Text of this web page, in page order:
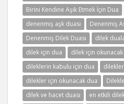
Birini Kendine Aşık Etmek İçin Dua
denenmiş aşk duası
Denenmiş
Denenmiş Dilek Duası
dilek
dilek için dua
dilek için
dileklerin kabulu için dua
dilekler için okunacak dua
dilek ve hacet duası
en etkili